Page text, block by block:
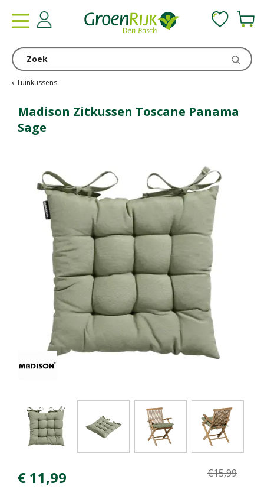
Tuinkussens
Madison Zitkussen Toscane Panama
Sage
€15,99
€ 11,99